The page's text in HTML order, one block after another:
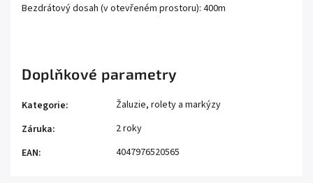
Bezdrátový dosah (v otevřeném prostoru): 400m
Doplňkové parametry
Kategorie:
Žaluzie, rolety a markýzy
Záruka:
2 roky
EAN: 4047976520565